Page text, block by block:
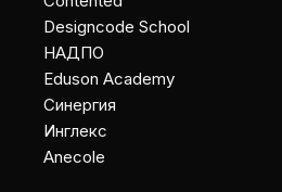
Designcode School
НАДПО
Eduson Academy
Cинергия
Инглекс
Anecole